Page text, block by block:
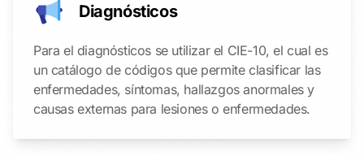
Diagnósticos
Para el diagnósticos se utilizar el CIE-10, el cual es
un catálogo de códigos que permite clasificar las
enfermedades, síntomas, hallazgos anormales y
causas externas para lesiones o enfermedades.